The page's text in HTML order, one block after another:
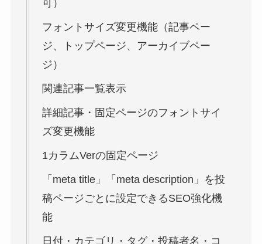
可）
フォントサイズ変更機能（記事ペー
ジ、トップページ、アーカイブペー
ジ）
関連記事一覧表示
詳細記事・固定ページのフォントサイ
ズ変更機能
1カラムVerの固定ページ
「meta title」「meta description」を投
稿ページごとに設定できるSEO強化機
能
日付・カテゴリ・タグ・投稿者名・コ